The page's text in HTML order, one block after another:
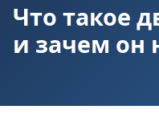
Что такое
и зачем он